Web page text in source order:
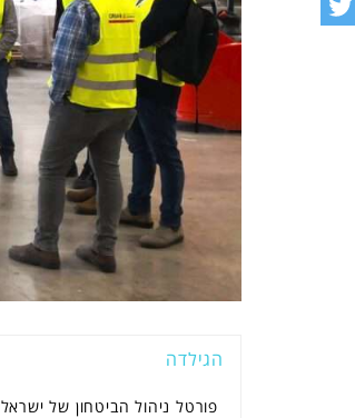
הגילדה
פורטל ניהול הביטחון של ישראל